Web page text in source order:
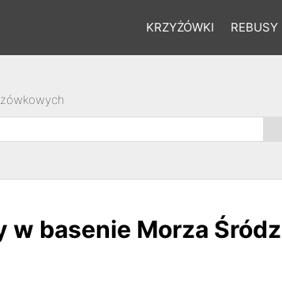
KRZYŻÓWKI REBUSY
basenie Morza